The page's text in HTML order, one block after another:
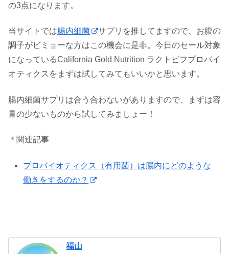
の3点になります。
当サイトでは腸内細菌
サプリを推してますので、お腹の
調子がビミョーな方はこの機会に是非。今日のセール対象
になっているCalifornia Gold Nutrition ラクトビフプロバイ
オティクスをまずは試してみてもいいかと思います。
腸内細菌サプリは合う合わないがありますので、まずは容
量の少ないものから試してみましょー！
＊関連記事
プロバイオティクス（有用菌）は腸内にどのような
働きをするのか？
福山